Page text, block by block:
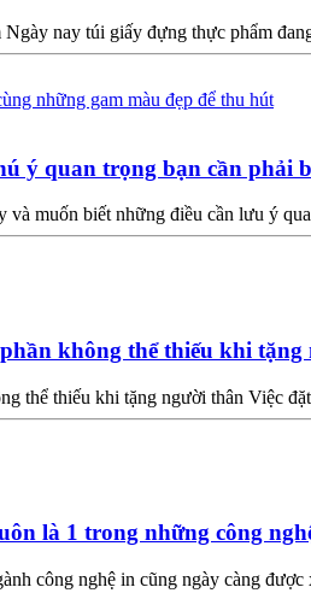
nay túi giấy đựng thực phẩm
ý quan trọng bạn cần phải
và muốn biết những điều cần lưu ý
không thể thiếu khi tặng
thể thiếu khi tặng người thân Việc
là 1 trong những công
công nghệ in cũng ngày càng